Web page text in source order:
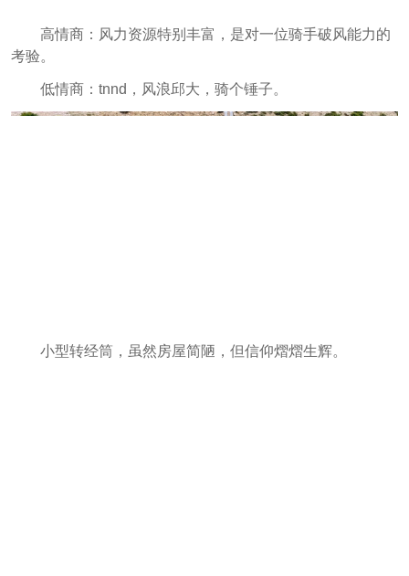
高情商：风力资源特别丰富，是对一位骑手破风能力的
考验。
低情商：tnnd，风浪邱大，骑个锤子。
小型转经筒，虽然房屋简陋，但信仰熠熠生辉。